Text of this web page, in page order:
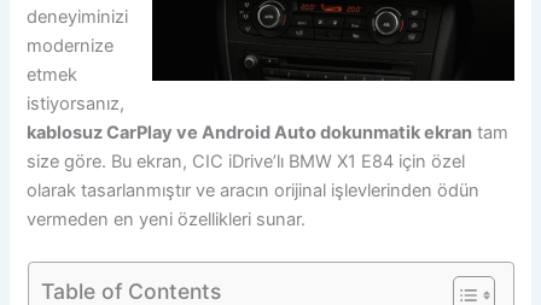
deneyiminizi
modernize
etmek
istiyorsanız,
kablosuz CarPlay ve Android Auto dokunmatik ekran tam
size göre. Bu ekran, CIC iDrive’lı BMW X1 E84 için özel
olarak tasarlanmıştır ve aracın orijinal işlevlerinden ödün
vermeden en yeni özellikleri sunar.
Table of Contents